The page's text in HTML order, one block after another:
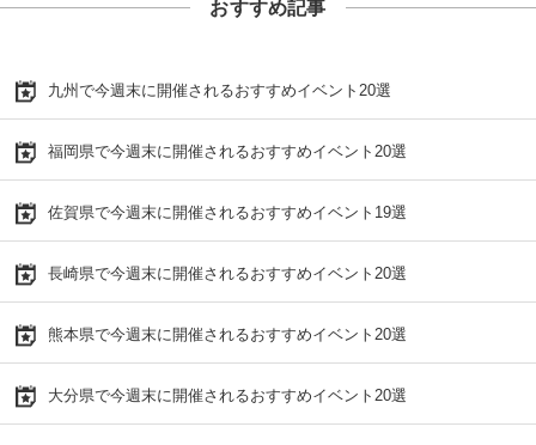
おすすめ記事
九州で今週末に開催されるおすすめイベント20選
福岡県で今週末に開催されるおすすめイベント20選
佐賀県で今週末に開催されるおすすめイベント19選
長崎県で今週末に開催されるおすすめイベント20選
熊本県で今週末に開催されるおすすめイベント20選
大分県で今週末に開催されるおすすめイベント20選